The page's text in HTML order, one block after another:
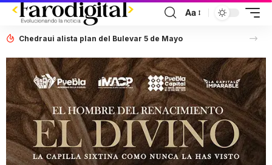
Aa
Chedraui alista plan del Bulevar 5 de Mayo